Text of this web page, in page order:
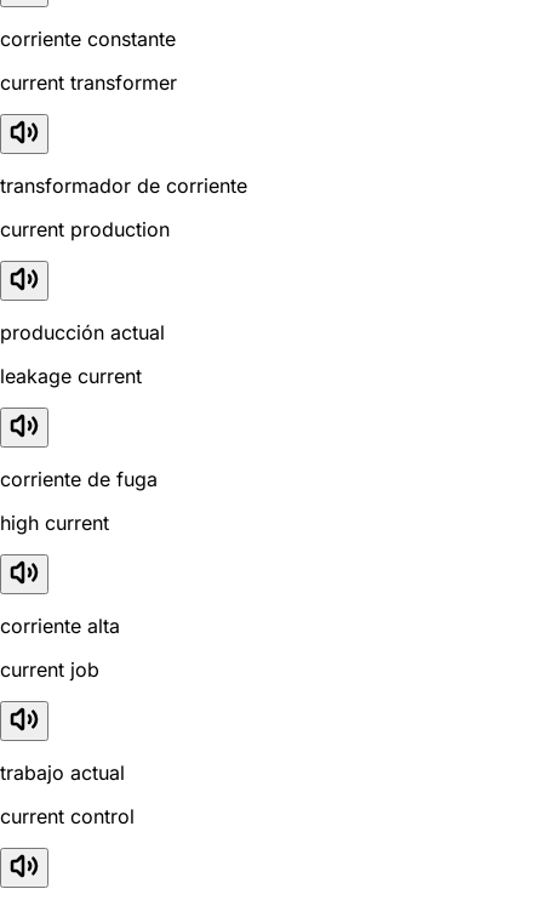
corriente constante
current transformer
transformador de corriente
current production
producción actual
leakage current
corriente de fuga
high current
corriente alta
current job
trabajo actual
current control